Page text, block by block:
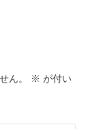
ん。 ※ が付い